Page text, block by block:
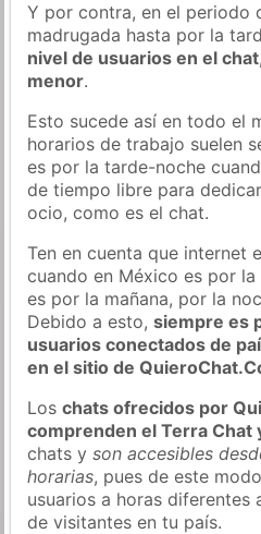
Y por contra, en el periodo
madrugada hasta por la
nivel de usuarios en el
menor.
Esto sucede así en todo el
horarios de trabajo suelen
es por la tarde-noche
de tiempo libre para
ocio, como es el chat.
Ten en cuenta que internet
cuando en México es por
es por la mañana, por la
Debido a esto,siempre es
usuarios conectados de
en el sitio de
Loschats ofrecidos por
comprenden el Terra Chat
chats yson accesibles
horarias, pues de este
usuarios a horas diferentes
de visitantes en tu país.